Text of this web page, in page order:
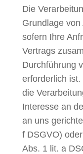
Die
Grundlage
sofern Ihre
Vertrags
Durchführung
erforderlich
die
Interesse an
an uns
f DSGVO)
Abs. 1 lit. a